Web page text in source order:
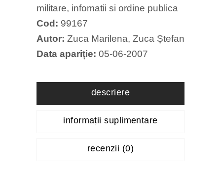
militare, infomatii si ordine publica
Cod: 99167
Autor: Zuca Marilena, Zuca Ștefan
Data apariție: 05-06-2007
descriere
informații suplimentare
recenzii (0)